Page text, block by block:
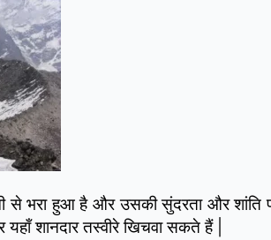
से भरा हुआ है और उसकी सुंदरता और शांति
शानदार तस्वीरे खिचवा सकते हैं |